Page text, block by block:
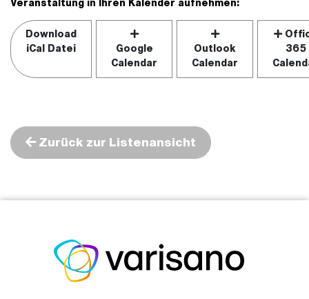
Veranstaltung in Ihren Kalender aufnehmen:
Download
iCal Datei
Google
Calendar
Outlook
Calendar
365
Zurück zur Listenansicht